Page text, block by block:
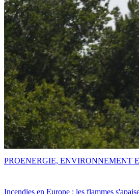
Incendies en Europe : les flammes
PROENERGIE, ENVIRONNEMENT